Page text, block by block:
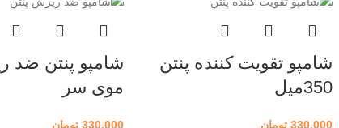
شامپو تقویت کننده پنتن
350میل
330,000 تومان
شامپو پنتن ضد
موی سر
330,000 تومان